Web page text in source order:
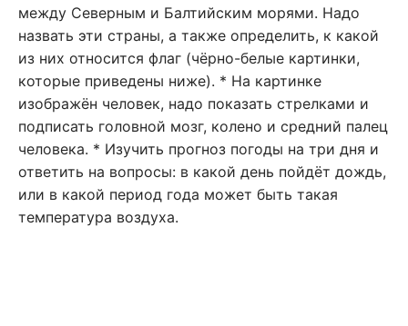
между Северным и Балтийским морями. Надо
назвать эти страны, а также определить, к какой
из них относится флаг (чёрно-белые картинки,
которые приведены ниже). * На картинке
изображён человек, надо показать стрелками и
подписать головной мозг, колено и средний палец
человека. * Изучить прогноз погоды на три дня и
ответить на вопросы: в какой день пойдёт дождь,
или в какой период года может быть такая
температура воздуха.